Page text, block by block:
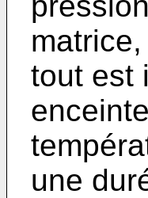
tout est
une